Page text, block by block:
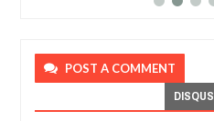
POST A COMMENT
DISQUS